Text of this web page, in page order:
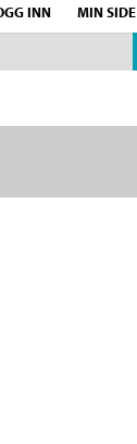
INN MIN SIDE